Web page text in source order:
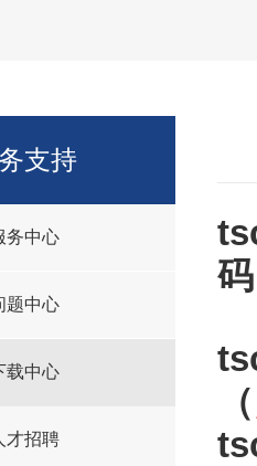
支持
务中心
题中心
载中心
才招聘
（